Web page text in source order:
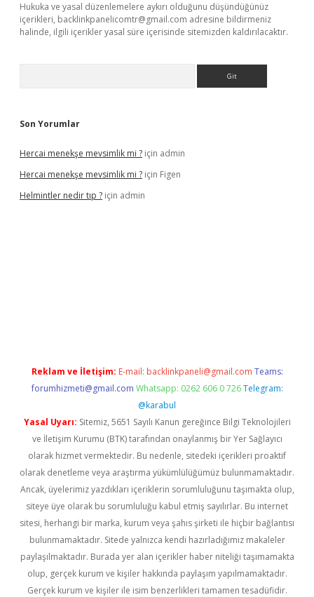
Hukuka ve yasal düzenlemelere aykırı olduğunu düşündüğünüz
içerikleri, backlinkpanelicomtr@gmail.com adresine bildirmeniz
halinde, ilgili içerikler yasal süre içerisinde sitemizden kaldırılacaktır.
Son Yorumlar
Hercai menekşe mevsimlik mi ? için admin
Hercai menekşe mevsimlik mi ? için Figen
Helmintler nedir tıp ? için admin
Reklam ve İletişim: E-mail: backlinkpaneli@gmail.com Teams:
forumhizmeti@gmail.com Whatsapp: 0262 606 0 726 Telegram:
@karabul
Yasal Uyarı: Sitemiz, 5651 Sayılı Kanun gereğince Bilgi Teknolojileri
ve İletişim Kurumu (BTK) tarafından onaylanmış bir Yer Sağlayıcı
olarak hizmet vermektedir. Bu nedenle, sitedeki içerikleri proaktif
olarak denetleme veya araştırma yükümlülüğümüz bulunmamaktadır.
Ancak, üyelerimiz yazdıkları içeriklerin sorumluluğunu taşımakta olup,
siteye üye olarak bu sorumluluğu kabul etmiş sayılırlar. Bu internet
sitesi, herhangi bir marka, kurum veya şahıs şirketi ile hiçbir bağlantısı
bulunmamaktadır. Sitede yalnızca kendi hazırladığımız makaleler
paylaşılmaktadır. Burada yer alan içerikler haber niteliği taşımamakta
olup, gerçek kurum ve kişiler hakkında paylaşım yapılmamaktadır.
Gerçek kurum ve kişiler ile isim benzerlikleri tamamen tesadüfidir.